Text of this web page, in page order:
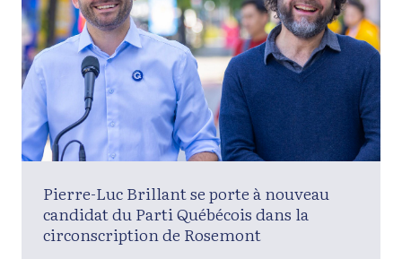
Pierre-Luc Brillant se porte à nouveau
candidat du Parti Québécois dans la
circonscription de Rosemont